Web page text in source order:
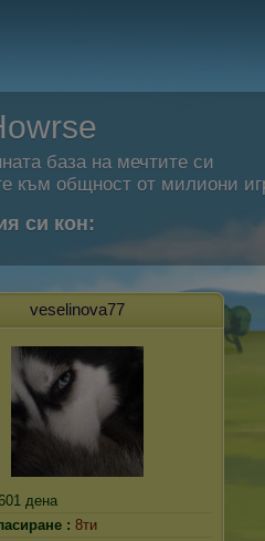
база на мечтите си
към общност от милиони
си кон:
veselinova77
дена
: 8ти